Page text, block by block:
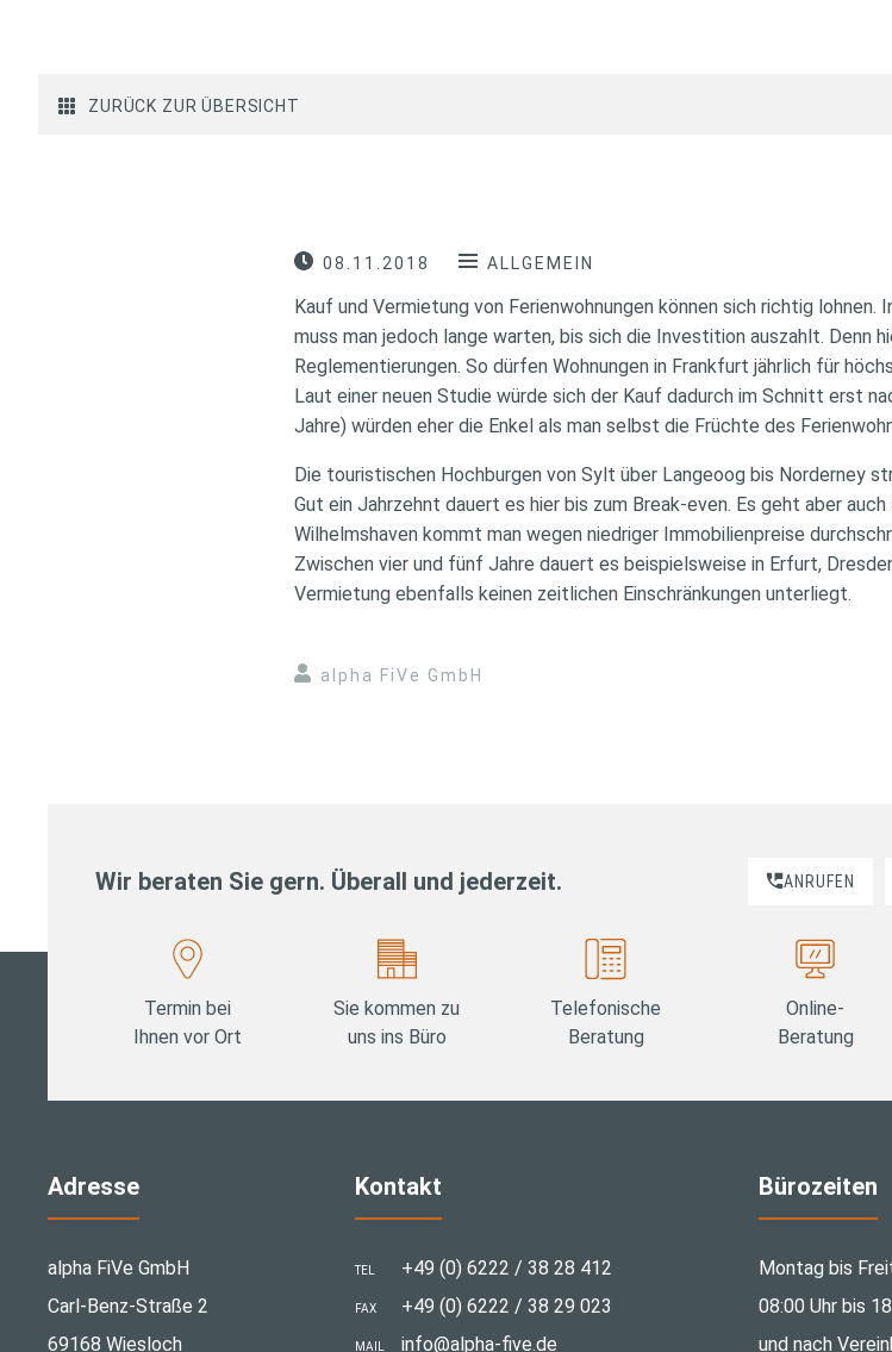
ZURÜCK ZUR ÜBERSICHT
08.11.2018 ALLGEMEIN
Kauf und Vermietung von Ferienwohnungen können sich richtig
muss man jedoch lange warten, bis sich die Investition auszahlt. Denn
Reglementierungen. So dürfen Wohnungen in Frankfurt jährlich für
Laut einer neuen Studie würde sich der Kauf dadurch im Schnitt erst
Jahre) würden eher die Enkel als man selbst die Früchte des
Die touristischen Hochburgen von Sylt über Langeoog bis Norderney
Gut ein Jahrzehnt dauert es hier bis zum Break-even. Es geht aber
Wilhelmshaven kommt man wegen niedriger Immobilienpreise
Zwischen vier und fünf Jahre dauert es beispielsweise in Erfurt,
Vermietung ebenfalls keinen zeitlichen Einschränkungen unterliegt.
alpha FiVe GmbH
Wir beraten Sie gern. Überall und jederzeit. ANRUFEN
Termin bei
Ihnen vor Ort
Sie kommen zu
uns ins Büro
Telefonische
Beratung
Online-
Beratung
Adresse
alpha FiVe GmbH
Carl-Benz-Straße 2
69168 Wiesloch
Kontakt
TEL +49 (0) 6222 / 38 28 412
FAX +49 (0) 6222 / 38 29 023
MAIL info@alpha-five.de
Bürozeiten
Montag bis
08:00 Uhr bis
und nach